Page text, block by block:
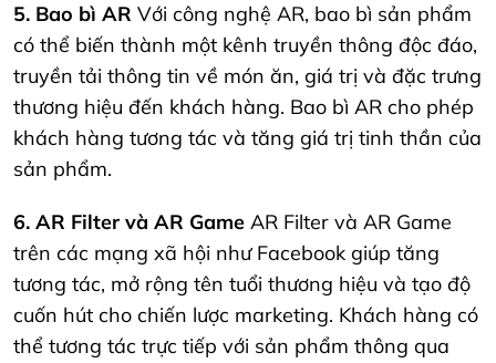
5. Bao bì AR Với công nghệ AR, bao bì sản phẩm
có thể biến thành một kênh truyền thông độc đáo,
truyền tải thông tin về món ăn, giá trị và đặc trưng
thương hiệu đến khách hàng. Bao bì AR cho phép
khách hàng tương tác và tăng giá trị tinh thần của
sản phẩm.
6. AR Filter và AR Game AR Filter và AR Game
trên các mạng xã hội như Facebook giúp tăng
tương tác, mở rộng tên tuổi thương hiệu và tạo độ
cuốn hút cho chiến lược marketing. Khách hàng có
thể tương tác trực tiếp với sản phẩm thông qua